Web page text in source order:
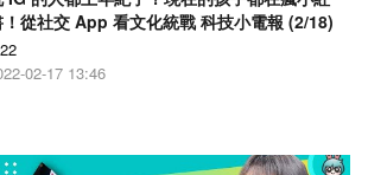
從社交 App 看文化統戰 科技小電報 (2/18)
02-17 13:46